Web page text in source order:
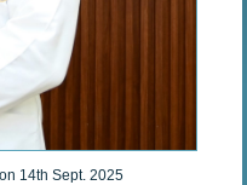
14th Sept. 2025